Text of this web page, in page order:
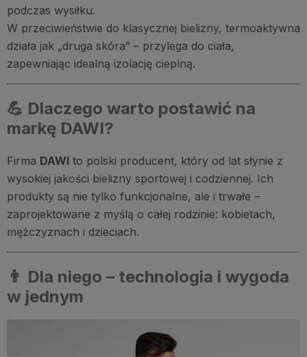
podczas wysiłku.
W przeciwieństwie do klasycznej bielizny, termoaktywna
działa jak „druga skóra” – przylega do ciała,
zapewniając idealną izolację cieplną.
💪 Dlaczego warto postawić na
markę DAWI?
Firma DAWI to polski producent, który od lat słynie z
wysokiej jakości bielizny sportowej i codziennej. Ich
produkty są nie tylko funkcjonalne, ale i trwałe –
zaprojektowane z myślą o całej rodzinie: kobietach,
mężczyznach i dzieciach.
👨 Dla niego – technologia i wygoda
w jednym